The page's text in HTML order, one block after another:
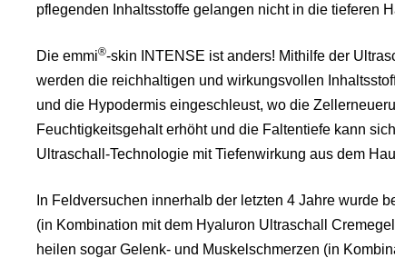
pflegenden Inhaltsstoffe gelangen nicht in die tieferen
Die emmi®-skin INTENSE ist anders! Mithilfe der
werden die reichhaltigen und wirkungsvollen
und die Hypodermis eingeschleust, wo die
Feuchtigkeitsgehalt erhöht und die Faltentiefe kann
Ultraschall-Technologie mit Tiefenwirkung aus dem
In Feldversuchen innerhalb der letzten 4 Jahre wurde
(in Kombination mit dem Hyaluron Ultraschall
heilen sogar Gelenk- und Muskelschmerzen (in